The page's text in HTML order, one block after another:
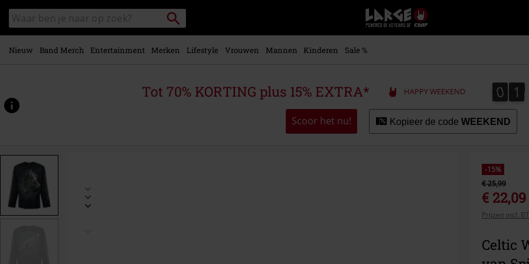
naar
hoofdinhoud
Zoek
in
catalogus
Packstation
zoeken
Large
–
Muziek-,
+
kleding
Nieuw Band Merch Entertainment Merken Lifestyle Vrouwen Mannen Kinderen Sale %
Tot 70% KORTING plus 15% EXTRA* HAPPY WEEKEND 0
0 1
1
Scoor het nu! Kopieer de code WEEKEND
www.large.be/p/celtic-
574226.html
-15%
€ 25,99
€ 22,09
Prijzen incl.
Celtic